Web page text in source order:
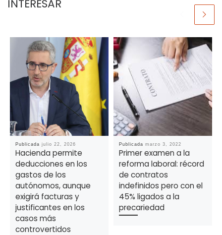
INTERESAR
Publicada julio 22, 2026
Hacienda permite
deducciones en los
gastos de los
autónomos, aunque
exigirá facturas y
justificantes en los
casos más
controvertidos
Publicada marzo 3, 2022
Primer examen a la
reforma laboral: récord
de contratos
indefinidos pero con el
45% ligados a la
precariedad